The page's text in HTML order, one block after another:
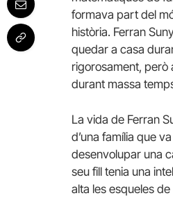
formava part del
història. Ferran
quedar a casa
rigorosament, però
durant massa
La vida de Ferran
d’una família que
desenvolupar una
seu fill tenia una
alta les esqueles